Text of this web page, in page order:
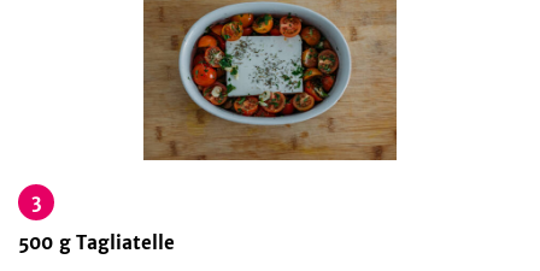
3
500 g Tagliatelle